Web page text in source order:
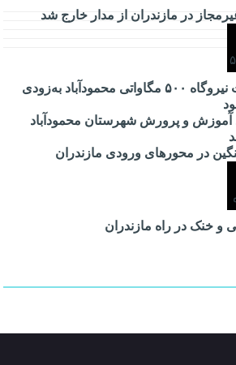
فاز نخست نیروگاه ۵۰۰ مگاواتی محمودآباد به‌زودی
آموزش و پرورش شهرستان محمودآباد
در محور‌های ورودی مازندران
و خنک در راه مازندران